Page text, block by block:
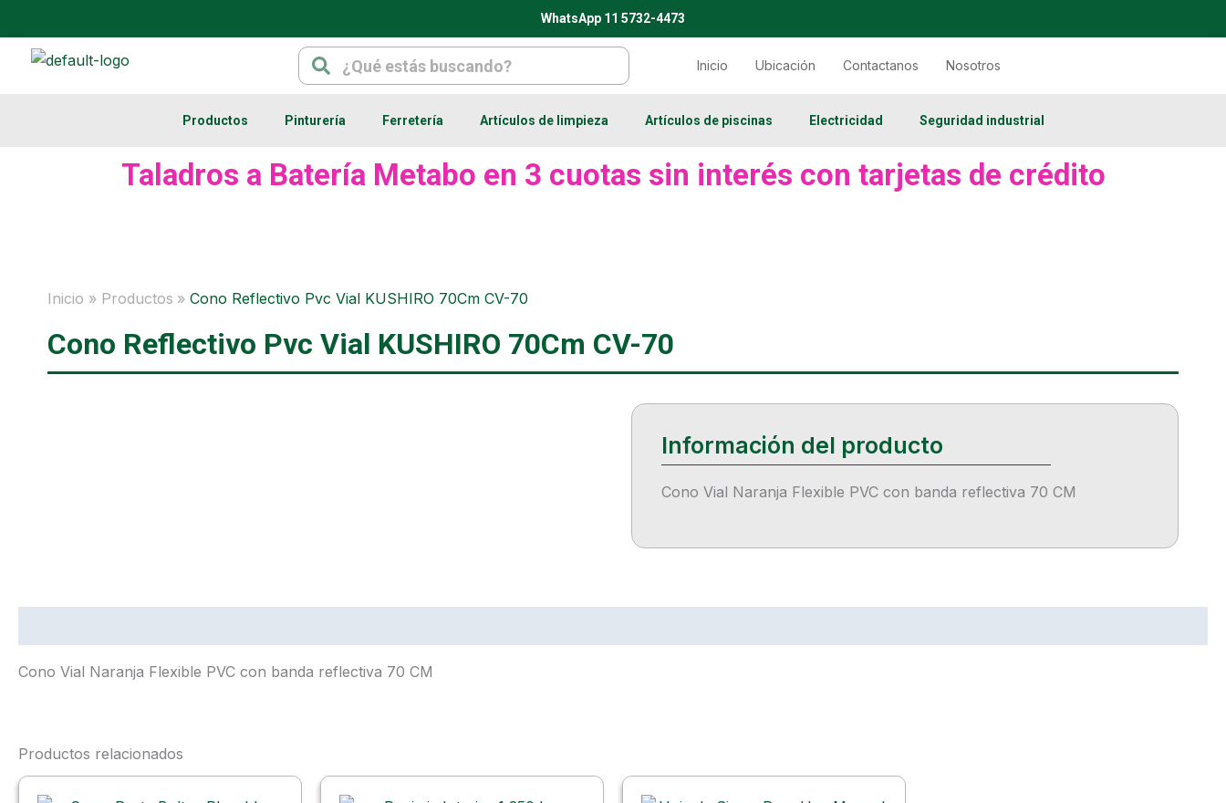
al
contenido
WhatsApp 11 5732-4473
Inicio Ubicación Contactanos Nosotros
SearchSearch
Productos Pinturería Ferretería Artículos de limpieza Artículos de piscinas Electricidad Seguridad industrial
Taladros a Batería Metabo en 3 cuotas sin interés con tarjetas de crédito
Inicio Productos Cono Reflectivo Pvc Vial KUSHIRO 70Cm CV-70
Cono Reflectivo Pvc Vial KUSHIRO 70Cm CV-70
Cono Vial Naranja Flexible PVC con banda reflectiva 70 CM
Cono Vial Naranja Flexible PVC con banda reflectiva 70 CM
Productos relacionados